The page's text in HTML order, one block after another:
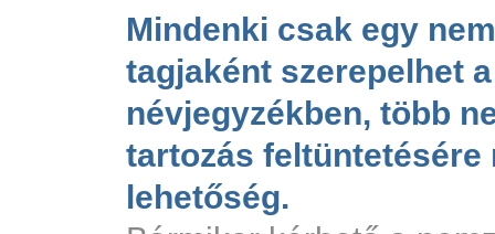
Mindenki csak egy
tagjaként szerepelhet
névjegyzékben, több
tartozás feltüntetésére
lehetőség.